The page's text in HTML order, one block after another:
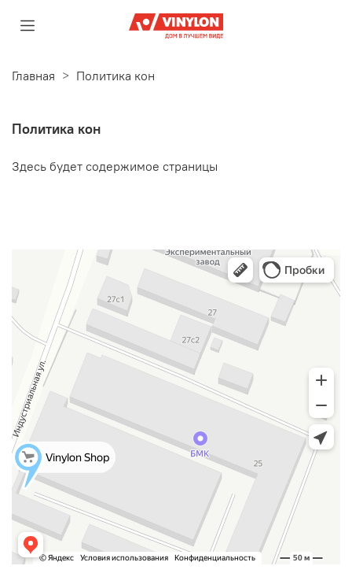
Главная Политика кон
Политика кон
Здесь будет содержимое страницы